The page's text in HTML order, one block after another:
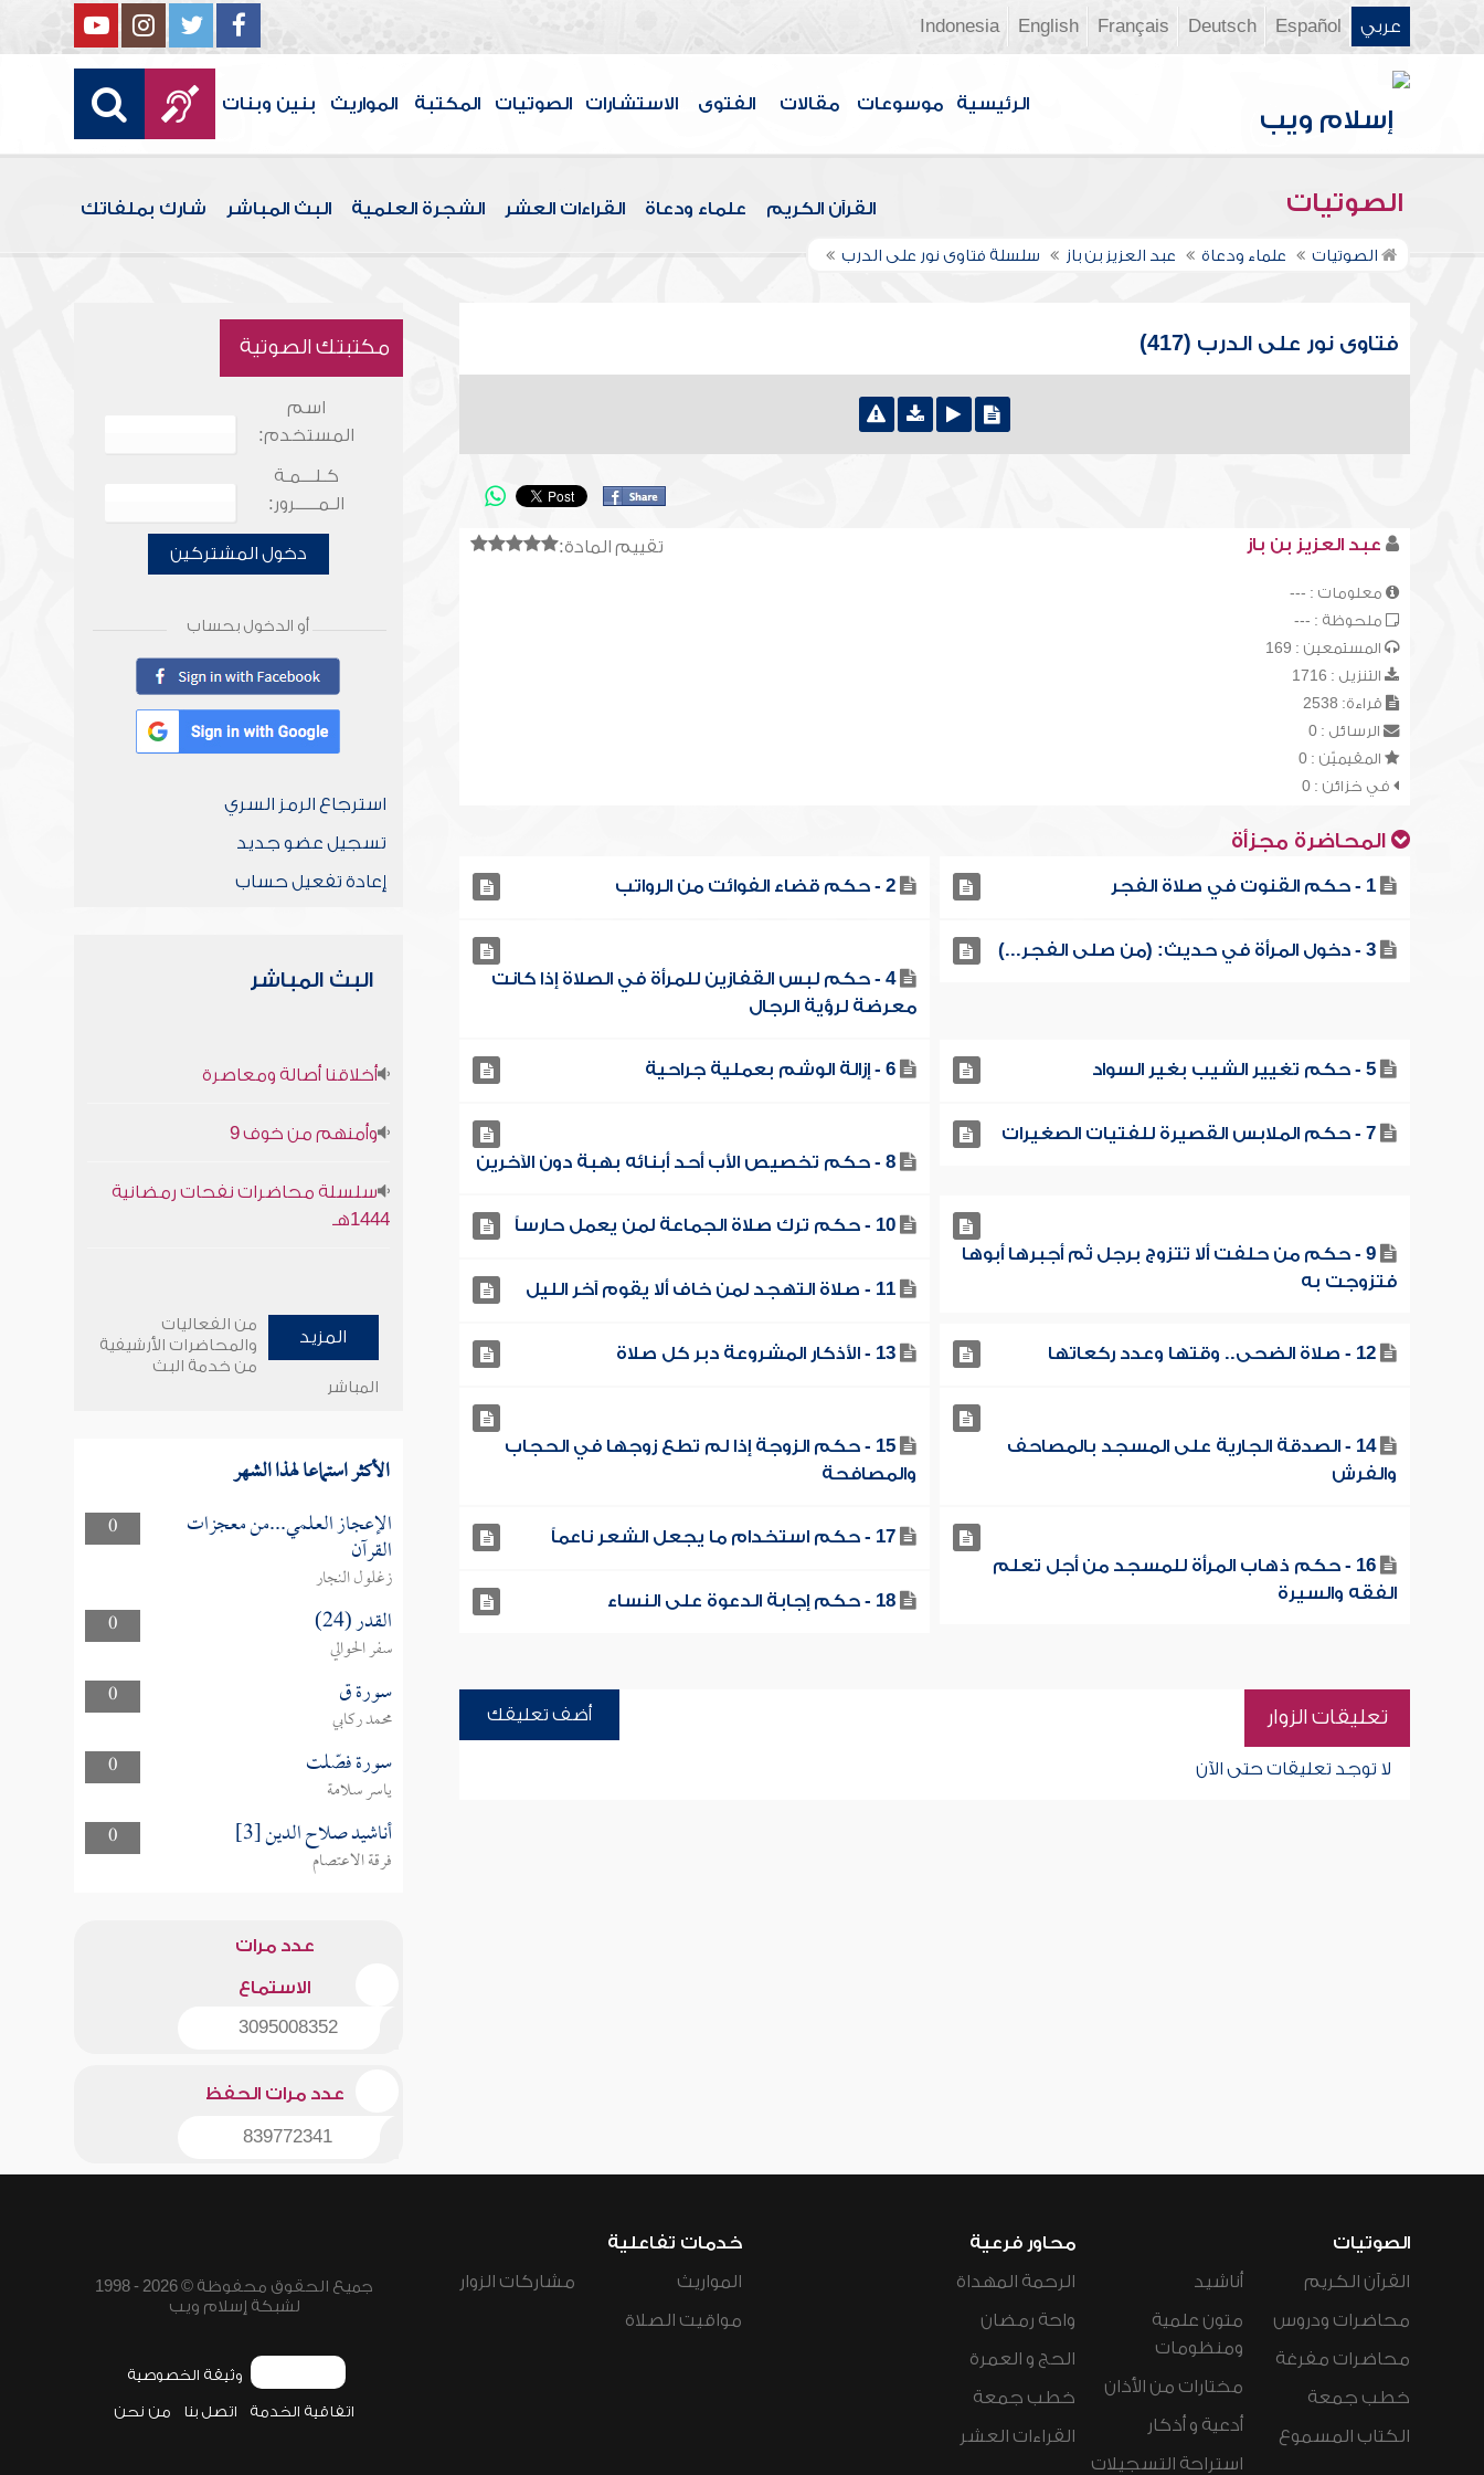
عربي Español
Deutsch
Français
English
Indonesia
الرئيسية موسوعات مقالات الفتوى الاستشارات الصوتيات المكتبة المواريث بنين وبنات
الصوتيات القرآن الكريم علماء ودعاة القراءات العشر الشجرة العلمية البث المباشر شارك بملفاتك
الصوتيات علماء ودعاة عبد العزيز بن باز سلسلة فتاوى نور على الدرب
فتاوى نور على الدرب (417)
تقييم المادة: عبد العزيز بن باز
معلومات : ---
ملحوظة : ---
المستمعين : 169
التنزيل : 1716
قراءة: 2538
الرسائل : 0
المقيميّن : 0
في خزائن : 0
المحاضرة مجزأة
1 - حكم القنوت في صلاة الفجر 2 - حكم قضاء الفوائت من الرواتب
3 - دخول المرأة في حديث: (من صلى الفجر...)
4 - حكم لبس القفازين للمرأة في الصلاة إذا كانت
معرضة لرؤية الرجال
5 - حكم تغيير الشيب بغير السواد 6 - إزالة الوشم بعملية جراحية
7 - حكم الملابس القصيرة للفتيات الصغيرات
8 - حكم تخصيص الأب أحد أبنائه بهبة دون الآخرين
9 - حكم من حلفت ألا تتزوج برجل ثم أجبرها أبوها
فتزوجت به
10 - حكم ترك صلاة الجماعة لمن يعمل حارساً
11 - صلاة التهجد لمن خاف ألا يقوم آخر الليل
12 - صلاة الضحى.. وقتها وعدد ركعاتها 13 - الأذكار المشروعة دبر كل صلاة
14 - الصدقة الجارية على المسجد بالمصاحف
والفرش
15 - حكم الزوجة إذا لم تطع زوجها في الحجاب
والمصافحة
16 - حكم ذهاب المرأة للمسجد من أجل تعلم
الفقه والسيرة
17 - حكم استخدام ما يجعل الشعر ناعماً
18 - حكم إجابة الدعوة على النساء
تعليقات الزوار أضف تعليقك
لا توجد تعليقات حتى الآن
مكتبتك الصوتية
اسم
المستخدم:
كـلـــمـة
الـمـــــرور:
دخول المشتركين
أو الدخول بحساب
استرجاع الرمز السري
تسجيل عضو جديد
إعادة تفعيل حساب
البث المباشر
أخلاقنا أصالة ومعاصرة
وأمنهم من خوف 9
سلسلة محاضرات نفحات رمضانية
1444هـ
المزيد
من الفعاليات
والمحاضرات الأرشيفية
من خدمة البث
المباشر
الأكثر استماعا لهذا الشهر
0 الإعجاز العلمي...من معجزات
القرآن
زغلول النجار
0
القدر (24)
سفر الحوالي
0
سورة ق
محمد ركابي
0
سورة فصّلت
ياسر سلامة
0
أناشيد صلاح الدين [3]
فرقة الاعتصام
عدد مرات
الاستماع
3095008352
عدد مرات الحفظ
839772341
الصوتيات
القرآن الكريم
محاضرات ودروس
محاضرات مفرغة
خطب جمعة
الكتاب المسموع
أناشيد
متون علمية
ومنظومات
مختارات من الأذان
أدعية و أذكار
استراحة التسجيلات
محاور فرعية
الرحمة المهداة
واحة رمضان
الحج و العمرة
خطب جمعة
القراءات العشر
خدمات تفاعلية
المواريث
مواقيت الصلاة
مشاركات الزوار
جميع الحقوق محفوظة © 2026 - 1998
لشبكة إسلام ويب
وثيقة الخصوصية
اتفاقية الخدمة اتصل بنا من نحن